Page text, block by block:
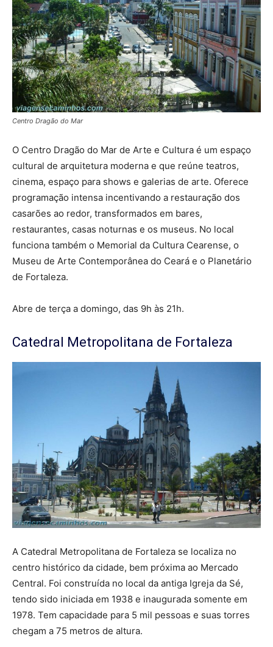
Centro Dragão do Mar
O Centro Dragão do Mar de Arte e Cultura é um espaço
cultural de arquitetura moderna e que reúne teatros,
cinema, espaço para shows e galerias de arte. Oferece
programação intensa incentivando a restauração dos
casarões ao redor, transformados em bares,
restaurantes, casas noturnas e os museus. No local
funciona também o Memorial da Cultura Cearense, o
Museu de Arte Contemporânea do Ceará e o Planetário
de Fortaleza.
Abre de terça a domingo, das 9h às 21h.
Catedral Metropolitana de Fortaleza
A Catedral Metropolitana de Fortaleza se localiza no
centro histórico da cidade, bem próxima ao Mercado
Central. Foi construída no local da antiga Igreja da Sé,
tendo sido iniciada em 1938 e inaugurada somente em
1978. Tem capacidade para 5 mil pessoas e suas torres
chegam a 75 metros de altura.